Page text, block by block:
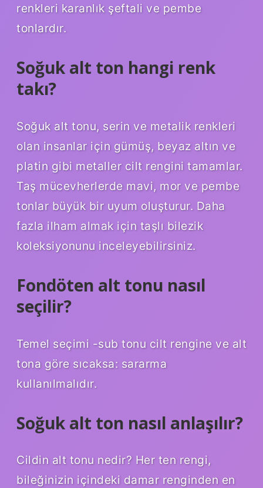
renkleri karanlık şeftali ve pembe
tonlardır.
Soğuk alt ton hangi renk
takı?
Soğuk alt tonu, serin ve metalik renkleri
olan insanlar için gümüş, beyaz altın ve
platin gibi metaller cilt rengini tamamlar.
Taş mücevherlerde mavi, mor ve pembe
tonlar büyük bir uyum oluşturur. Daha
fazla ilham almak için taşlı bilezik
koleksiyonunu inceleyebilirsiniz.
Fondöten alt tonu nasıl
seçilir?
Temel seçimi -sub tonu cilt rengine ve alt
tona göre sıcaksa: sararma
kullanılmalıdır.
Soğuk alt ton nasıl anlaşılır?
Cildin alt tonu nedir? Her ten rengi,
bileğinizin içindeki damar renginden en